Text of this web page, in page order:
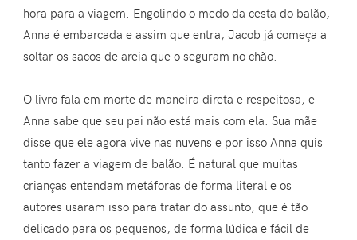
hora para a viagem. Engolindo o medo da cesta do balão,
Anna é embarcada e assim que entra, Jacob já começa a
soltar os sacos de areia que o seguram no chão.
O livro fala em morte de maneira direta e respeitosa, e
Anna sabe que seu pai não está mais com ela. Sua mãe
disse que ele agora vive nas nuvens e por isso Anna quis
tanto fazer a viagem de balão. É natural que muitas
crianças entendam metáforas de forma literal e os
autores usaram isso para tratar do assunto, que é tão
delicado para os pequenos, de forma lúdica e fácil de